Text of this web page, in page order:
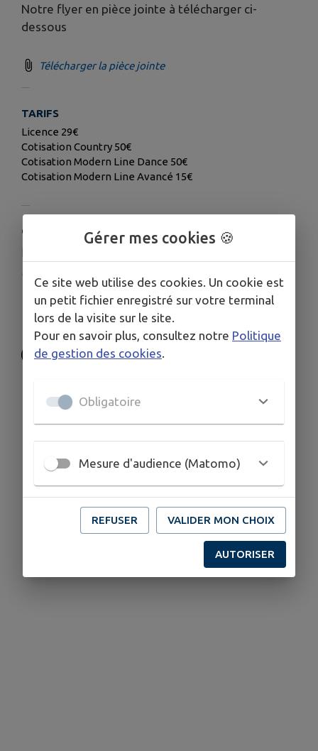
Notre flyer en pièce jointe à télécharger ci-
dessous
Télécharger la pièce jointe
TARIFS
Licence 29€
Cotisation Country 50€
Cotisation Modern Line Dance 50€
Cotisation Modern Line Avancé 15€
COORDONNÉES
happy-dancers.asso-web.com/
06 88 75 00 80
06 10 36 10 40
Gérer mes cookies 🍪
Ce site web utilise des cookies. Un cookie est
un petit fichier enregistré sur votre terminal
lors de la visite sur le site.
Pour en savoir plus, consultez notre Politique
de gestion des cookies
Obligatoire
Mesure d'audience (Matomo)
REFUSER VALIDER MON CHOIX
AUTORISER